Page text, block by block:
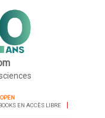
EN ACCÈS LIBRE